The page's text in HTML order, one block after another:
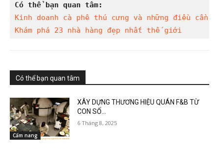
Có thể bạn quan tâm:
Kinh doanh cà phê thú cưng và những điều cần
Khám phá 23 nhà hàng đẹp nhất thế giới
Có thể bạn quan tâm
Cẩm nang
XÂY DỰNG THƯƠNG HIỆU QUÁN F&B TỪ
CON SỐ...
6 Tháng 8, 2025